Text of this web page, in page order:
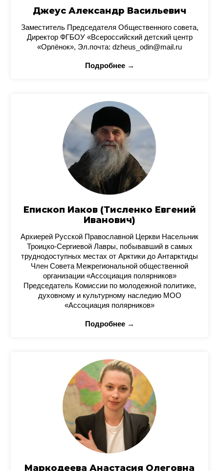
Джеус Александр Васильевич
Заместитель Председателя Общественного совета,
Директор ФГБОУ «Всероссийский детский центр
«Орлёнок», Эл.почта: dzheus_odin@mail.ru
Подробнее →
Епископ Иаков (Тисленко Евгений
Иванович)
Архиерей Русской Православной Церкви Насельник
Троицко-Сергиевой Лавры, побывавший в самых
труднодоступных местах от Арктики до Антарктиды
Член Совета Межрегиональной общественной
организации «Ассоциация полярников»
Председатель Комиссии по молодежной политике,
духовному и культурному наследию МОО
«Ассоциация полярников»
Подробнее →
Маркодеева Анастасия Олеговна